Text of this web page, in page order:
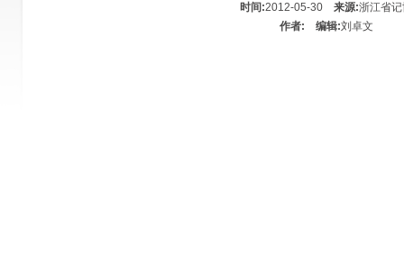
时间:2012-05-30来源:浙江省
作者:
编辑:刘卓文